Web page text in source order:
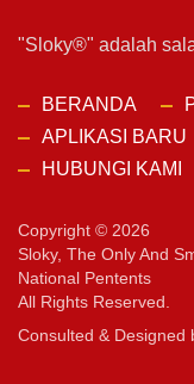
"Sloky®" adalah
BERANDA
APLIKASI BARU
HUBUNGI KAMI
Copyright © 2026
Sloky, The Only And
National Pentents
All Rights Reserved.
Consulted & Designed